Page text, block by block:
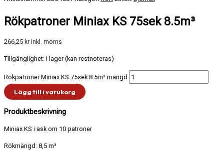
Rökpatroner Miniax KS 75sek 8.5m³
266,25 kr inkl. moms
Tillgänglighet: I lager (kan restnoteras)
Rökpatroner Miniax KS 75sek 8.5m³ mängd
Lägg till i varukorg
Produktbeskrivning
Miniax KS i ask om 10 patroner
Rökmängd: 8,5 m³